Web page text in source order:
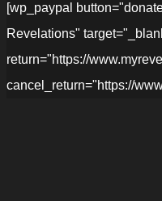
[wp_paypal
Revelations"
return="https://
cancel_return="https://